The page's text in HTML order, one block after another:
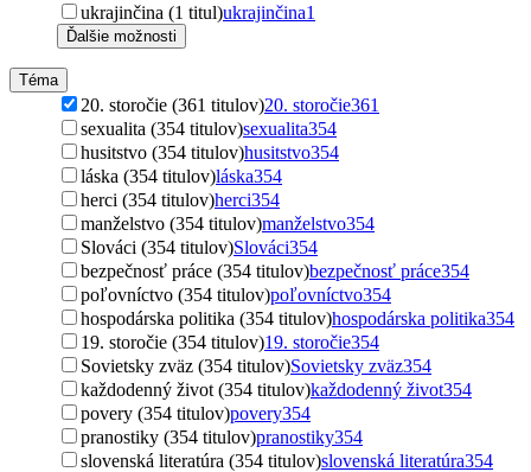
ukrajinčina (1 titul)ukrajinčina1
Ďalšie možnosti
Téma
20. storočie (361 titulov)20. storočie361
sexualita (354 titulov)sexualita354
husitstvo (354 titulov)husitstvo354
láska (354 titulov)láska354
herci (354 titulov)herci354
manželstvo (354 titulov)manželstvo354
Slováci (354 titulov)Slováci354
bezpečnosť práce (354 titulov)bezpečnosť práce354
poľovníctvo (354 titulov)poľovníctvo354
hospodárska politika (354 titulov)hospodárska politika354
19. storočie (354 titulov)19. storočie354
Sovietsky zväz (354 titulov)Sovietsky zväz354
každodenný život (354 titulov)každodenný život354
povery (354 titulov)povery354
pranostiky (354 titulov)pranostiky354
slovenská literatúra (354 titulov)slovenská literatúra354